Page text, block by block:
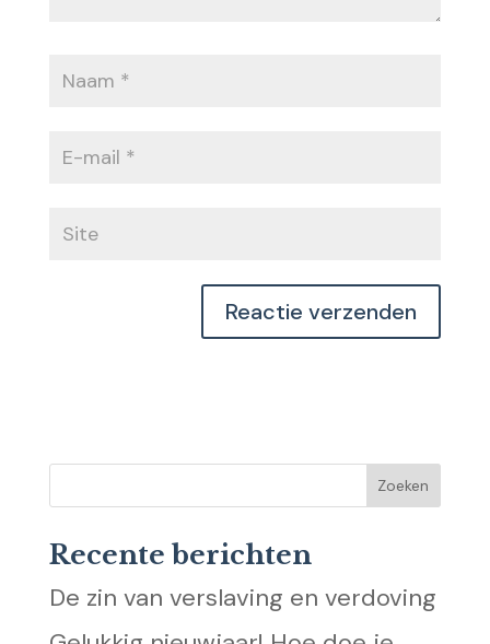
Recente berichten
De zin van verslaving en verdoving